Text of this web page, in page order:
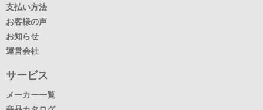
支払い方法
お客様の声
お知らせ
運営会社
サービス
メーカー一覧